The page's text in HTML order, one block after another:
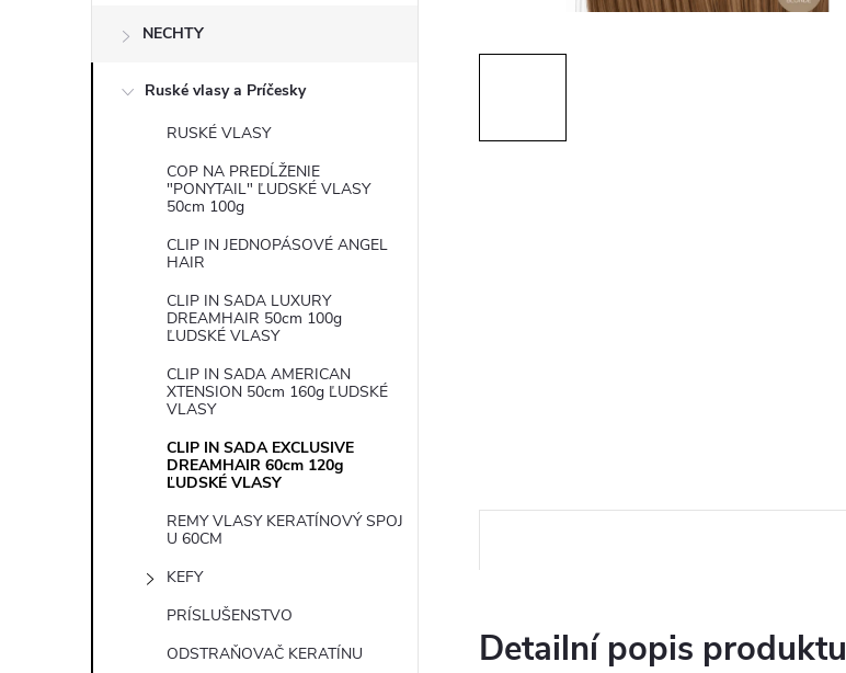
NECHTY
Ruské vlasy a Príčesky
RUSKÉ VLASY
COP NA PREDĹŽENIE
"PONYTAIL" ĽUDSKÉ VLASY
50cm 100g
CLIP IN JEDNOPÁSOVÉ ANGEL
HAIR
CLIP IN SADA LUXURY
DREAMHAIR 50cm 100g
ĽUDSKÉ VLASY
CLIP IN SADA AMERICAN
XTENSION 50cm 160g ĽUDSKÉ
VLASY
CLIP IN SADA EXCLUSIVE
DREAMHAIR 60cm 120g
ĽUDSKÉ VLASY
REMY VLASY KERATÍNOVÝ SPOJ
U 60CM
KEFY
PRÍSLUŠENSTVO
ODSTRAŇOVAČ KERATÍNU
Detailní popis produktu